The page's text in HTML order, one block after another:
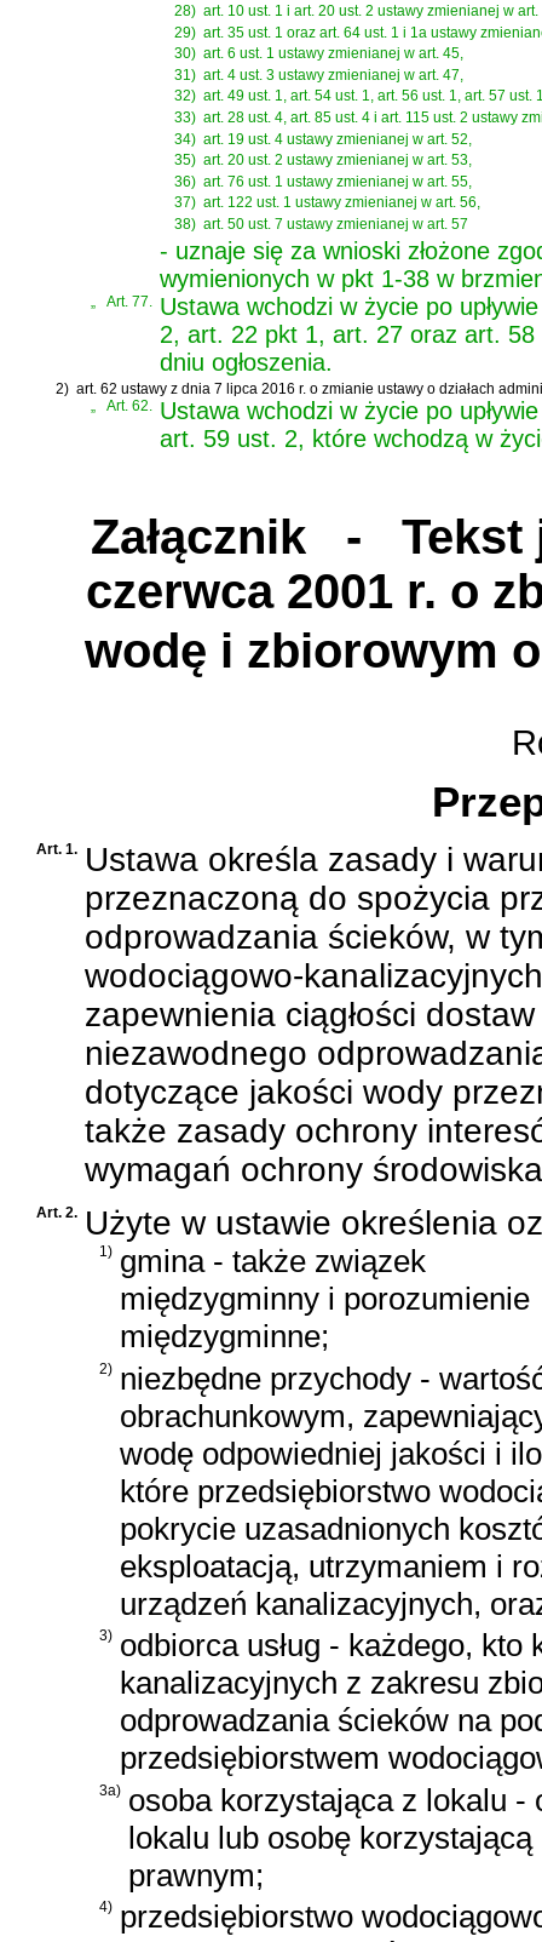
28) art. 10 ust. 1 i art. 20 ust. 2 ustawy zmienianej w art.
29) art. 35 ust. 1 oraz art. 64 ust. 1 i 1a ustawy
30) art. 6 ust. 1 ustawy zmienianej w art. 45,
31) art. 4 ust. 3 ustawy zmienianej w art. 47,
32) art. 49 ust. 1, art. 54 ust. 1, art. 56 ust. 1, art. 57
33) art. 28 ust. 4, art. 85 ust. 4 i art. 115 ust. 2 ustawy
34) art. 19 ust. 4 ustawy zmienianej w art. 52,
35) art. 20 ust. 2 ustawy zmienianej w art. 53,
36) art. 76 ust. 1 ustawy zmienianej w art. 55,
37) art. 122 ust. 1 ustawy zmienianej w art. 56,
38) art. 50 ust. 7 ustawy zmienianej w art. 57
- uznaje się za wnioski złożone
wymienionych w pkt 1-38 w
Art. 77.
Ustawa wchodzi w życie po
2, art. 22 pkt 1, art. 27 oraz art.
dniu ogłoszenia.
2) art. 62 ustawy z dnia 7 lipca 2016 r. o zmianie ustawy o działach
„
Art. 62. Ustawa wchodzi w życie po
art. 59 ust. 2, które wchodzą w
Załącznik- Tekst
czerwca 2001 r. o
wodę i zbiorowym
Art. 1. Ustawa określa zasady i
przeznaczoną do spożycia
odprowadzania ścieków, w
wodociągowo-
zapewnienia ciągłości
niezawodnego
dotyczące jakości wody
także zasady ochrony
wymagań ochrony
Art. 2. Użyte w ustawie określenia
1) gmina - także związek
międzygminny i porozumienie
międzygminne;
2) niezbędne przychody -
obrachunkowym,
wodę odpowiedniej jakości i
które przedsiębiorstwo
pokrycie uzasadnionych
eksploatacją, utrzymaniem i
urządzeń kanalizacyjnych,
3) odbiorca usług - każdego, kto
kanalizacyjnych z zakresu
odprowadzania ścieków na
przedsiębiorstwem
3a) osoba korzystająca z lokalu -
lokalu lub osobę
prawnym;
4) przedsiębiorstwo